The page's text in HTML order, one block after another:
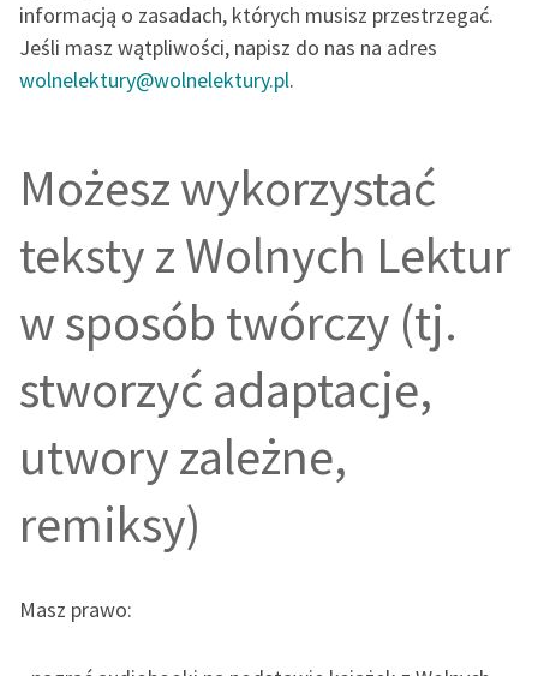
informacją o zasadach, których musisz przestrzegać.
Jeśli masz wątpliwości, napisz do nas na adres
wolnelektury@wolnelektury.pl.
Możesz wykorzystać
teksty z Wolnych Lektur
w sposób twórczy (tj.
stworzyć adaptacje,
utwory zależne,
remiksy)
Masz prawo: